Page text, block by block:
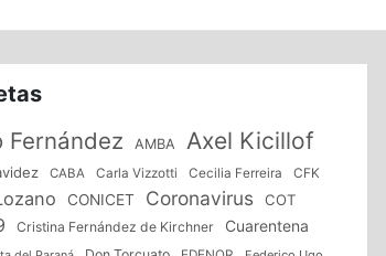
Fernández AMBA Axel Kicillof
CABA Carla Vizzotti Cecilia Ferreira CFK
CONICET Coronavirus COT
Cristina Fernández de Kirchner Cuarentena